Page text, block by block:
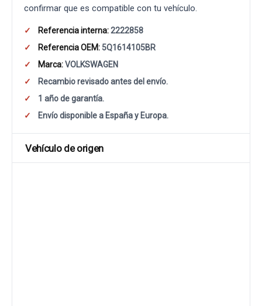
confirmar que es compatible con tu vehículo.
Referencia interna:2222858
Referencia OEM: 5Q1614105BR
Marca:VOLKSWAGEN
Recambio revisado antes del envío.
1 año de garantía.
Envío disponible a España y Europa.
Vehículo de origen